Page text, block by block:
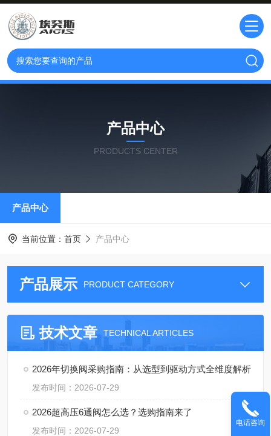
产品中心
PRODUCTS CENTER
产品中心
当前位置： 首页 产品中心
产品展示 PRODUCT CATEGORY
技术文章 TECHNICAL ARTICLES
2026年切换阀采购指南：从选型到驱动方式全维度解析
发布时间：2026-07-29
2026超高压6通阀怎么选？选购指南来了
发布时间：2026-07-29
电话咨询